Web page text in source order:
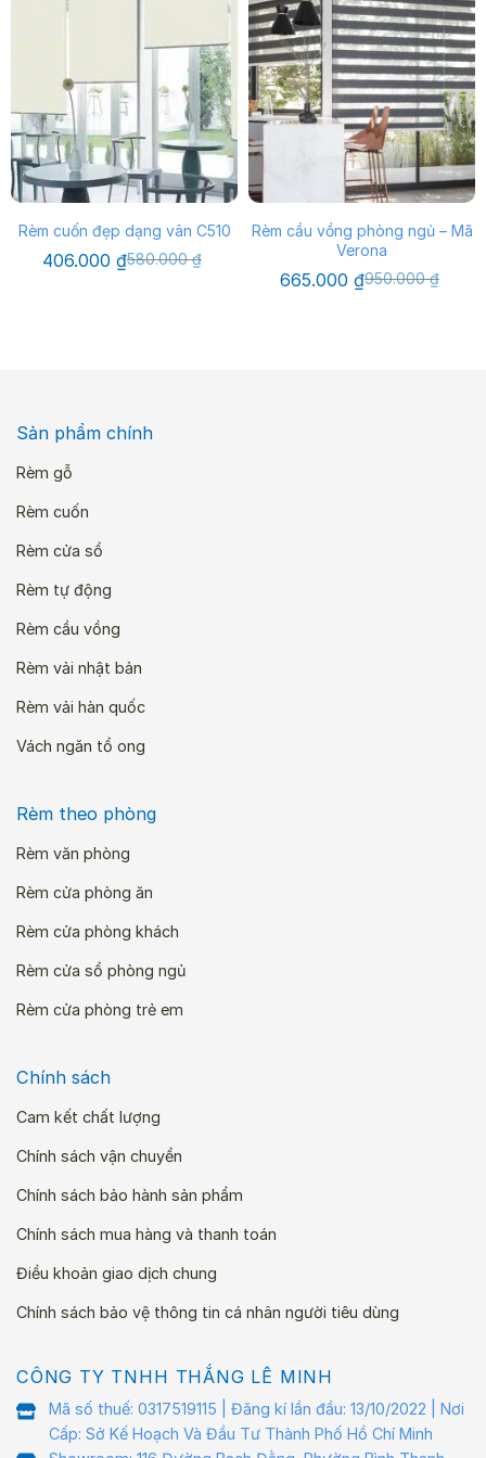
Rèm cuốn đẹp dạng vân C510
580.000₫
Giá
gốc
406.000 ₫Giá
hiện
Rèm cầu vồng phòng ngủ – Mã
Verona
950.000₫
Giá
gốc
665.000 ₫Giá
hiện
Sản phẩm chính
Rèm gỗ
Rèm cuốn
Rèm cửa sổ
Rèm tự động
Rèm cầu vồng
Rèm vải nhật bản
Rèm vải hàn quốc
Vách ngăn tổ ong
Rèm theo phòng
Rèm văn phòng
Rèm cửa phòng ăn
Rèm cửa phòng khách
Rèm cửa sổ phòng ngủ
Rèm cửa phòng trẻ em
Chính sách
Cam kết chất lượng
Chính sách vận chuyển
Chính sách bảo hành sản phẩm
Chính sách mua hàng và thanh toán
Điều khoản giao dịch chung
Chính sách bảo vệ thông tin cá nhân người tiêu dùng
CÔNG TY TNHH THẮNG LÊ MINH
Mã số thuế: 0317519115 | Đăng kí lần đầu: 13/10/2022 | Nơi
Cấp: Sở Kế Hoạch Và Đầu Tư Thành Phố Hồ Chí Minh